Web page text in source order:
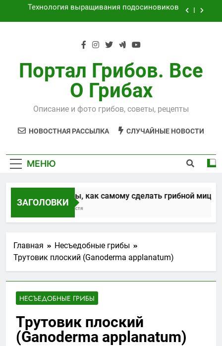
Перейти
Как выращивать рыжики на даче
мицелий
Технология выращивания подосиновиков
Как выращивать рыжики на даче
Портал Грибов. Все
О Грибах
Описание и фото грибов, советы, рецепты
НОВОСТНАЯ РАССЫЛКА СЛУЧАЙНЫЕ НОВОСТИ
МЕНЮ
ЗАГОЛОВКИ
Способы, как самому сделать грибной мицелий
5 Лет Спустя
Главная
Несъедобные грибы
Трутовик плоский (Ganoderma applanatum)
НЕСЪЕДОБНЫЕ ГРИБЫ
Трутовик плоский
(Ganoderma applanatum)